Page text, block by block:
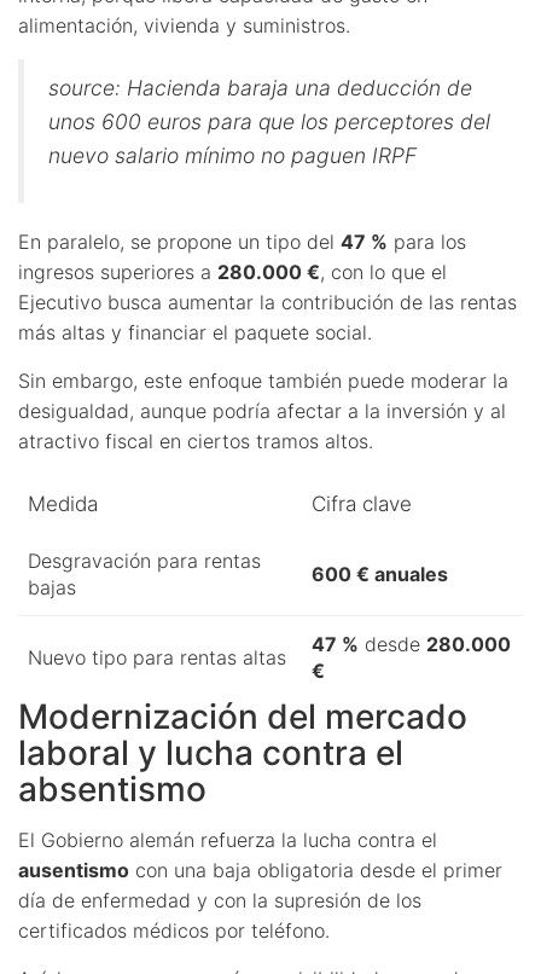
alimentación, vivienda y suministros.
source: Hacienda baraja una deducción de
unos 600 euros para que los perceptores del
nuevo salario mínimo no paguen IRPF
En paralelo, se propone un tipo del 47 % para los
ingresos superiores a 280.000 €, con lo que el
Ejecutivo busca aumentar la contribución de las rentas
más altas y financiar el paquete social.
Sin embargo, este enfoque también puede moderar la
desigualdad, aunque podría afectar a la inversión y al
atractivo fiscal en ciertos tramos altos.
Medida Cifra clave
Desgravación para rentas
bajas
600 € anuales
Nuevo tipo para rentas altas
47 % desde 280.000
€
Modernización del mercado
laboral y lucha contra el
absentismo
El Gobierno alemán refuerza la lucha contra el
ausentismo con una baja obligatoria desde el primer
día de enfermedad y con la supresión de los
certificados médicos por teléfono.